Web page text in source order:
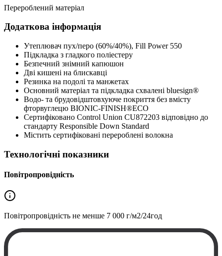
Перероблений матеріал
Додаткова інформація
Утеплювач пух/перо (60%/40%), Fill Power 550
Підкладка з гладкого поліестеру
Безпечний знімний капюшон
Дві кишені на блискавці
Резинка на подолі та манжетах
Основний матеріал та підкладка схвалені bluesign®
Водо- та брудовідштовхуюче покриття без вмісту
фторвуглецю BIONIC-FINISH®ECO
Сертифіковано Control Union CU872203 відповідно до
стандарту Responsible Down Standard
Містить сертифіковані перероблені волокна
Технологічні показники
Повітропровідність
Повітропровідність не менше 7 000 г/м2/24год